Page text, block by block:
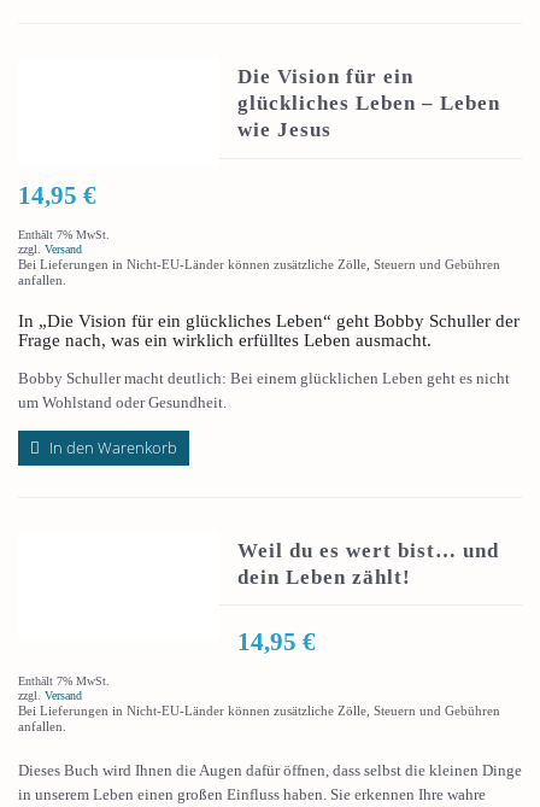
Die Vision für ein
glückliches Leben – Leben
wie Jesus
14,95 €
Enthält 7% MwSt.
zzgl. Versand
Bei Lieferungen in Nicht-EU-Länder können zusätzliche Zölle, Steuern und Gebühren
anfallen.
In „Die Vision für ein glückliches Leben“ geht Bobby Schuller der
Frage nach, was ein wirklich erfülltes Leben ausmacht.
Bobby Schuller macht deutlich: Bei einem glücklichen Leben geht es nicht
um Wohlstand oder Gesundheit.
In den Warenkorb
Weil du es wert bist… und
dein Leben zählt!
14,95€
Enthält 7% MwSt.
zzgl. Versand
Bei Lieferungen in Nicht-EU-Länder können zusätzliche Zölle, Steuern und Gebühren
anfallen.
Dieses Buch wird Ihnen die Augen dafür öffnen, dass selbst die kleinen Dinge
in unserem Leben einen großen Einfluss haben. Sie erkennen Ihre wahre